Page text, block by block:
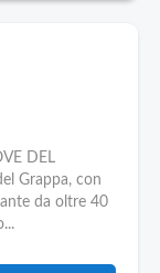
DEL
Grappa, con
da oltre 40